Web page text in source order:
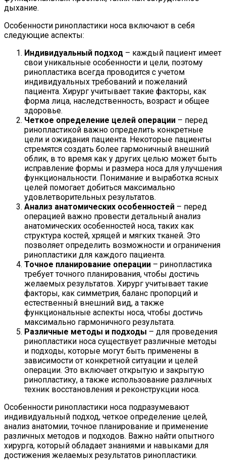
дыхание.
Особенности ринопластики носа включают в себя
следующие аспекты:
Индивидуальный подход – каждый пациент имеет
свои уникальные особенности и цели, поэтому
ринопластика всегда проводится с учетом
индивидуальных требований и пожеланий
пациента. Хирург учитывает такие факторы, как
форма лица, наследственность, возраст и общее
здоровье.
Четкое определение целей операции – перед
ринопластикой важно определить конкретные
цели и ожидания пациента. Некоторые пациенты
стремятся создать более гармоничный внешний
облик, в то время как у других целью может быть
исправление формы и размера носа для улучшения
функциональности. Понимание и выработка ясных
целей помогает добиться максимально
удовлетворительных результатов.
Анализ анатомических особенностей – перед
операцией важно провести детальный анализ
анатомических особенностей носа, таких как
структура костей, хрящей и мягких тканей. Это
позволяет определить возможности и ограничения
ринопластики для каждого пациента.
Точное планирование операции – ринопластика
требует точного планирования, чтобы достичь
желаемых результатов. Хирург учитывает такие
факторы, как симметрия, баланс пропорций и
естественный внешний вид, а также
функциональные аспекты носа, чтобы достичь
максимально гармоничного результата.
Различные методы и подходы – для проведения
ринопластики носа существует различные методы
и подходы, которые могут быть применены в
зависимости от конкретной ситуации и целей
операции. Это включает открытую и закрытую
ринопластику, а также использование различных
техник восстановления и реконструкции носа.
Особенности ринопластики носа подразумевают
индивидуальный подход, четкое определение целей,
анализ анатомии, точное планирование и применение
различных методов и подходов. Важно найти опытного
хирурга, который обладает знаниями и навыками для
достижения желаемых результатов ринопластики.